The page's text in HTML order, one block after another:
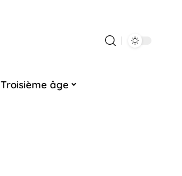
Troisième âge